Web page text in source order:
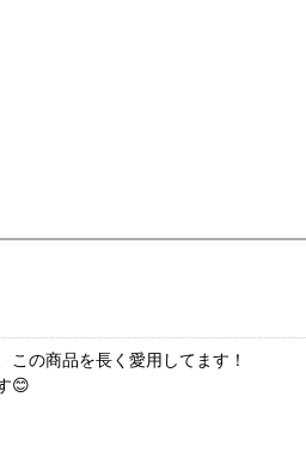
の商品を長く愛用してます！
😊